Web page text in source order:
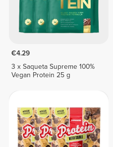
€4.29
3 x Saqueta Supreme 100%
Vegan Protein 25 g